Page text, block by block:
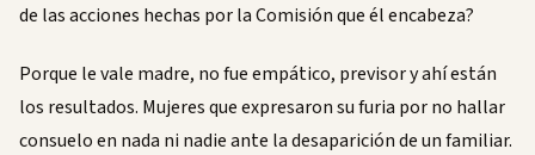
de las acciones hechas por la Comisión que él encabeza?
Porque le vale madre, no fue empático, previsor y ahí están
los resultados. Mujeres que expresaron su furia por no hallar
consuelo en nada ni nadie ante la desaparición de un familiar.